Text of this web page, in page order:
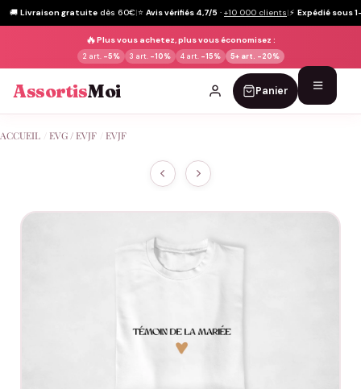
🚚 Livraison gratuite dès 60€|⭐ Avis vérifiés 4,7/5 · +10 000 clients|⚡ Expédié sous
🔥Plus vous achetez, plus vous économisez :
2 art. -5% 3 art. -10% 4 art. -15% 5+ art. -20%
AssortisMoi Panier
au
ACCUEIL EVG / EVJF EVJF